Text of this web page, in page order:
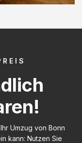
Umzug von Bonn
kann: Nutzen Sie